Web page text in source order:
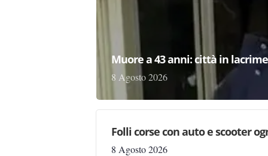
Muore a 43 anni: città in
8 Agosto 2026
Folli corse con auto e scooter
8 Agosto 2026